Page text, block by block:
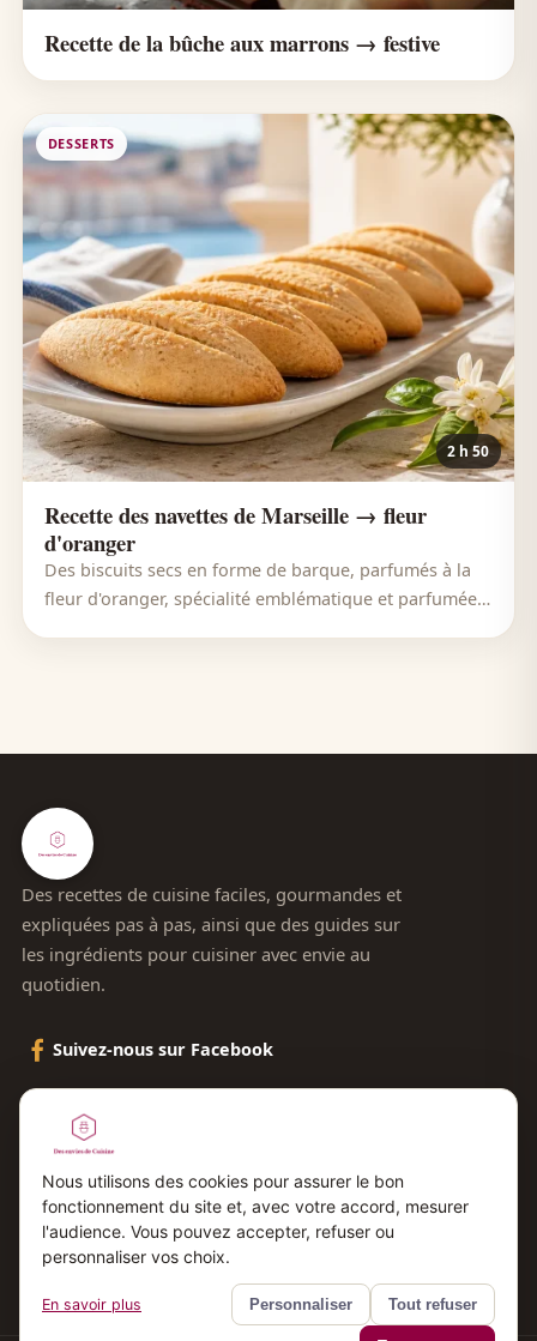
Recette de la bûche aux marrons → festive
DESSERTS
2 h 50
Recette des navettes de Marseille → fleur
d'oranger
Des biscuits secs en forme de barque, parfumés à la
fleur d'oranger, spécialité emblématique et parfumée
Des recettes de cuisine faciles, gourmandes et
expliquées pas à pas, ainsi que des guides sur
les ingrédients pour cuisiner avec envie au
quotidien.
Suivez-nous sur Facebook
Le blog
Plan du site
Mentions légales
Nous utilisons des cookies pour assurer le bon
fonctionnement du site et, avec votre accord, mesurer
l'audience. Vous pouvez accepter, refuser ou
personnaliser vos choix.
En savoir plus Personnaliser Tout refuser